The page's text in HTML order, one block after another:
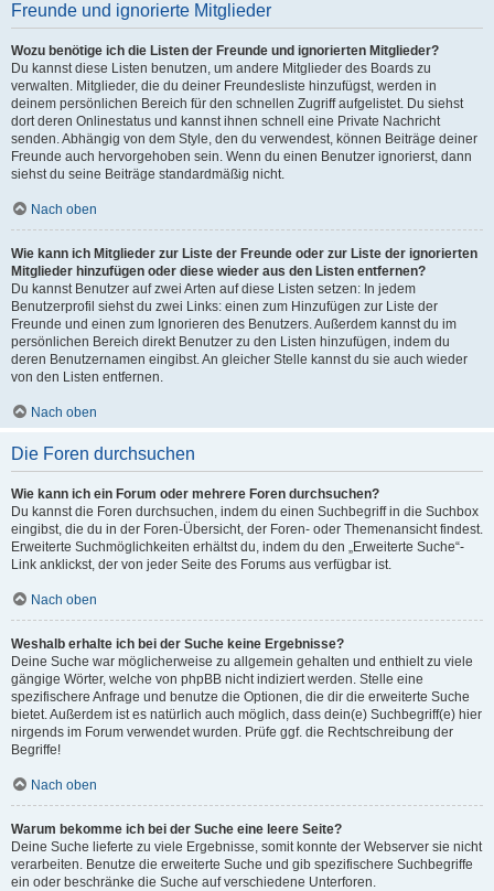
Freunde und ignorierte Mitglieder
Wozu benötige ich die Listen der Freunde und ignorierten Mitglieder?
Du kannst diese Listen benutzen, um andere Mitglieder des Boards zu
verwalten. Mitglieder, die du deiner Freundesliste hinzufügst, werden in
deinem persönlichen Bereich für den schnellen Zugriff aufgelistet. Du siehst
dort deren Onlinestatus und kannst ihnen schnell eine Private Nachricht
senden. Abhängig von dem Style, den du verwendest, können Beiträge deiner
Freunde auch hervorgehoben sein. Wenn du einen Benutzer ignorierst, dann
siehst du seine Beiträge standardmäßig nicht.
Nach oben
Wie kann ich Mitglieder zur Liste der Freunde oder zur Liste der ignorierten
Mitglieder hinzufügen oder diese wieder aus den Listen entfernen?
Du kannst Benutzer auf zwei Arten auf diese Listen setzen: In jedem
Benutzerprofil siehst du zwei Links: einen zum Hinzufügen zur Liste der
Freunde und einen zum Ignorieren des Benutzers. Außerdem kannst du im
persönlichen Bereich direkt Benutzer zu den Listen hinzufügen, indem du
deren Benutzernamen eingibst. An gleicher Stelle kannst du sie auch wieder
von den Listen entfernen.
Nach oben
Die Foren durchsuchen
Wie kann ich ein Forum oder mehrere Foren durchsuchen?
Du kannst die Foren durchsuchen, indem du einen Suchbegriff in die Suchbox
eingibst, die du in der Foren-Übersicht, der Foren- oder Themenansicht findest.
Erweiterte Suchmöglichkeiten erhältst du, indem du den „Erweiterte Suche“-
Link anklickst, der von jeder Seite des Forums aus verfügbar ist.
Nach oben
Weshalb erhalte ich bei der Suche keine Ergebnisse?
Deine Suche war möglicherweise zu allgemein gehalten und enthielt zu viele
gängige Wörter, welche von phpBB nicht indiziert werden. Stelle eine
spezifischere Anfrage und benutze die Optionen, die dir die erweiterte Suche
bietet. Außerdem ist es natürlich auch möglich, dass dein(e) Suchbegriff(e) hier
nirgends im Forum verwendet wurden. Prüfe ggf. die Rechtschreibung der
Begriffe!
Nach oben
Warum bekomme ich bei der Suche eine leere Seite?
Deine Suche lieferte zu viele Ergebnisse, somit konnte der Webserver sie nicht
verarbeiten. Benutze die erweiterte Suche und gib spezifischere Suchbegriffe
ein oder beschränke die Suche auf verschiedene Unterforen.